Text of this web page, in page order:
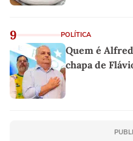
9 POLÍTICA
Quem é
chapa de